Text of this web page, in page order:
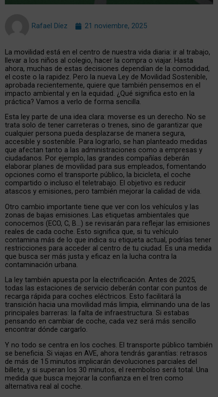
Rafael Díez 21 noviembre, 2025
La movilidad está en el centro de nuestra vida diaria: ir al trabajo,
llevar a los niños al colegio, hacer la compra o viajar. Hasta
ahora, muchas de estas decisiones dependían de la comodidad,
el coste o la rapidez. Pero la nueva Ley de Movilidad Sostenible,
aprobada recientemente, quiere que también pensemos en el
impacto ambiental y en la equidad. ¿Qué significa esto en la
práctica? Vamos a verlo de forma sencilla.
Esta ley parte de una idea clara: moverse es un derecho. No se
trata solo de tener carreteras o trenes, sino de garantizar que
cualquier persona pueda desplazarse de manera segura,
accesible y sostenible. Para lograrlo, se han planteado medidas
que afectan tanto a las administraciones como a empresas y
ciudadanos. Por ejemplo, las grandes compañías deberán
elaborar planes de movilidad para sus empleados, fomentando
opciones como el transporte público, la bicicleta, el coche
compartido o incluso el teletrabajo. El objetivo es reducir
atascos y emisiones, pero también mejorar la calidad de vida.
Otro cambio importante tiene que ver con los vehículos y las
zonas de bajas emisiones. Las etiquetas ambientales que
conocemos (ECO, C, B…) se revisarán para reflejar las emisiones
reales de cada coche. Esto significa que, si tu vehículo
contamina más de lo que indica su etiqueta actual, podrías tener
restricciones para acceder al centro de tu ciudad. Es una medida
que busca ser más justa y eficaz en la lucha contra la
contaminación urbana.
La ley también apuesta por la electrificación. Antes de 2025,
todas las estaciones de servicio deberán contar con puntos de
recarga rápida para coches eléctricos. Esto facilitará la
transición hacia una movilidad más limpia, eliminando una de las
principales barreras: la falta de infraestructura. Si estabas
pensando en cambiar de coche, cada vez será más sencillo
encontrar dónde cargarlo.
Y no todo se centra en los coches. El transporte público también
se beneficia. Si viajas en AVE, ahora tendrás garantías: retrasos
de más de 15 minutos implicarán devoluciones parciales del
billete, y si superan los 30 minutos, el reembolso será total. Una
medida que busca mejorar la confianza en el tren como
alternativa real al coche.